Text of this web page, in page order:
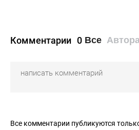
Комментарии 0 Все
Все комментарии публикуются